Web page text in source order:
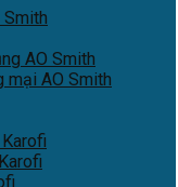
AO Smith
mại AO Smith